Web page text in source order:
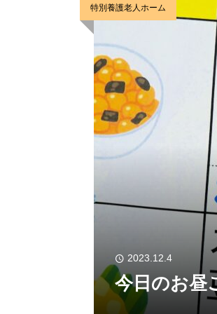
特別養護老人ホーム
2023.12.4
今日のお昼